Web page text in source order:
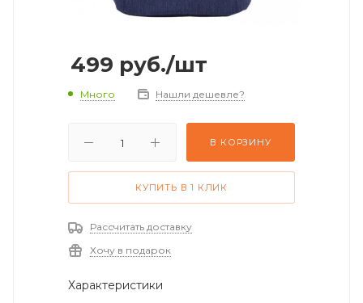
499 руб./шт
Много Нашли дешевле?
В КОРЗИНУ
КУПИТЬ В 1 КЛИК
Рассчитать доставку
Хочу в подарок
Характеристики